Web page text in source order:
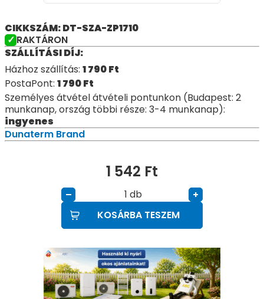
CIKKSZÁM: DT-SZA-ZP1710
RAKTÁRON
SZÁLLÍTÁSI DÍJ:
Házhoz szállítás: 1 790Ft
PostaPont: 1 790Ft
Személyes átvétel átvételi pontunkon (Budapest: 2
munkanap, ország többi része: 3-4 munkanap):
ingyenes
Dunaterm Brand
1 542 Ft
– db
+
KOSÁRBA TESZEM